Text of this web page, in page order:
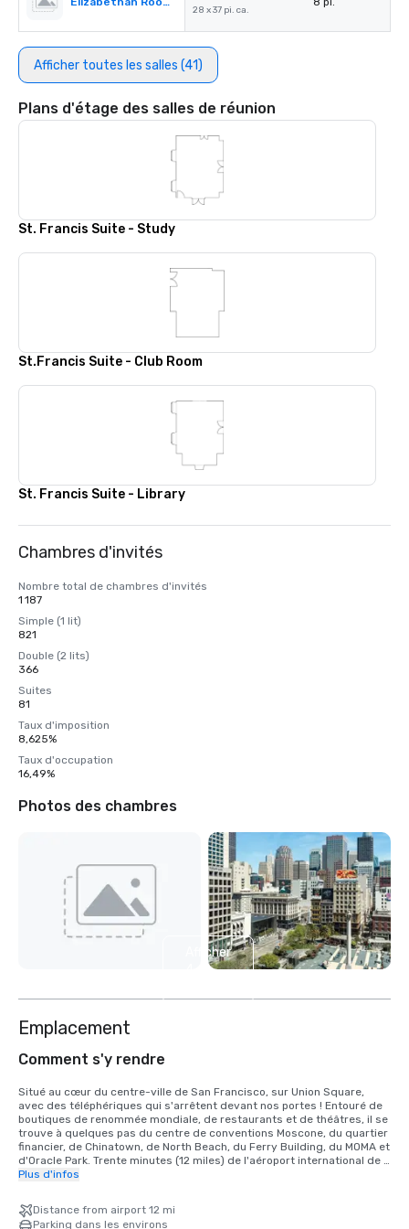
28 x 37 pi. ca.
Afficher toutes les salles (41)
Plans d'étage des salles de réunion
St. Francis Suite - Study
St.Francis Suite - Club Room
St. Francis Suite - Library
Chambres d'invités
Nombre total de chambres d'invités
1 187
Simple (1 lit)
821
Double (2 lits)
366
Suites
81
Taux d'imposition
8,625%
Taux d'occupation
16,49%
Photos des chambres
Afficher
Emplacement
Comment s'y rendre
Situé au cœur du centre-ville de San Francisco, sur Union Square,
avec des téléphériques qui s'arrêtent devant nos portes ! Entouré de
boutiques de renommée mondiale, de restaurants et de théâtres, il se
trouve à quelques pas du centre de conventions Moscone, du quartier
financier, de Chinatown, de North Beach, du Ferry Building, du MOMA et
d'Oracle Park. Trente minutes (12 miles) de l'aéroport international de
San Francisco ; 40 minutes (15 miles SE) de l'aéroport international
INFORMATIONS SUR LES TRANSPORTS
Plus d'infos
Distance from airport 12 mi
Parking dans les environs